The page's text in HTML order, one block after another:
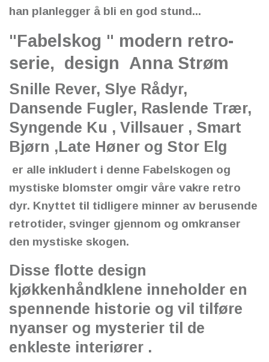
han planlegger å bli en god stund...
"Fabelskog " modern retro-
serie, design Anna Strøm
Snille Rever, Slye Rådyr,
Dansende Fugler, Raslende Trær,
Syngende Ku , Villsauer , Smart
Bjørn ,Late Høner og Stor Elg
er alle inkludert i denne Fabelskogen og
mystiske blomster omgir våre vakre retro
dyr. Knyttet til tidligere minner av berusende
retrotider, svinger gjennom og omkranser
den mystiske skogen.
Disse flotte design
kjøkkenhåndklene inneholder en
spennende historie og vil tilføre
nyanser og mysterier til de
enkleste interiører .